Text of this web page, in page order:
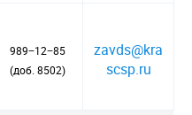
989−12−85
(доб. 8502)
zavds@kra
scsp.ru